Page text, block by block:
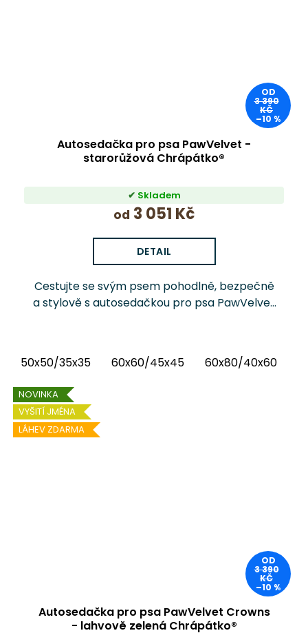
OD
3 390
KČ
–10 %
Autosedačka pro psa PawVelvet -
starorůžová Chrápátko®
Skladem
od 3 051 Kč
DETAIL
Cestujte se svým psem pohodlně, bezpečně
a stylově s autosedačkou pro psa PawVelvet
50x50/35x35
60x60/45x45 60x80/40x60
NOVINKA
VYŠITÍ JMÉNA
LÁHEV ZDARMA
OD
3 390
KČ
–10 %
Autosedačka pro psa PawVelvet Crowns
- lahvově zelená Chrápátko®